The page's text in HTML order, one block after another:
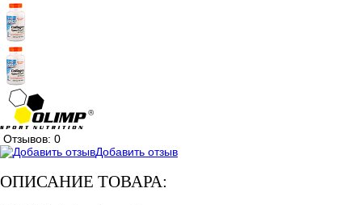
Отзывов: 0
Добавить отзыв
ОПИСАНИЕ ТОВАРА: